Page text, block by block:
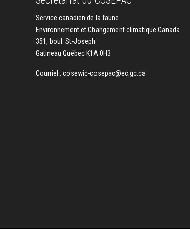
Service canadien de la faune
Environnement et Changement climatique Canada
351, boul. St-Joseph
Gatineau Québec K1A 0H3
Courriel : cosewic-cosepac@ec.gc.ca